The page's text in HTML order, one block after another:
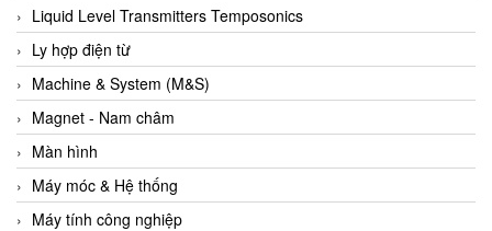
B&C Electronics
B&R
Babcok wilcox
Baelz Automatic Vietnam
Bahr Modultechnik Vietnam
Balluff
BamBo Vietnam
Liquid Level Transmitters Temposonics
Ly hợp điện từ
Machine & System (M&S)
Magnet - Nam châm
Màn hình
Máy móc & Hệ thống
Máy tính công nghiệp